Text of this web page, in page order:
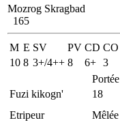
Mozrog Skragbad
165
M E SV PV CD CO
10 8 3+/4++ 8 6+ 3
Portée
Fuzi kikogn'
18
Etripeur
Mêlée